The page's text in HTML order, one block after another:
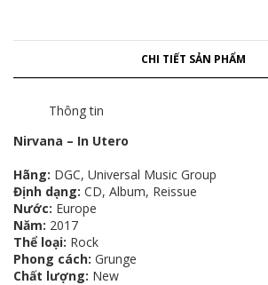
CHI TIẾT SẢN PHẨM
Thông tin
Nirvana – In Utero
Hãng: DGC, Universal Music Group
Định dạng: CD, Album, Reissue
Nước: Europe
Năm: 2017
Thể loại: Rock
Phong cách: Grunge
Chất lượng: New